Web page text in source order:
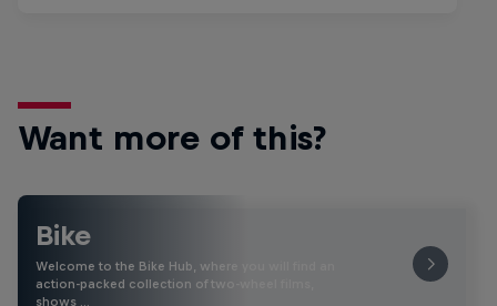
Want more of this?
Bike
Welcome to the Bike Hub, where you will find an
action-packed collection of two-wheel films,
shows …